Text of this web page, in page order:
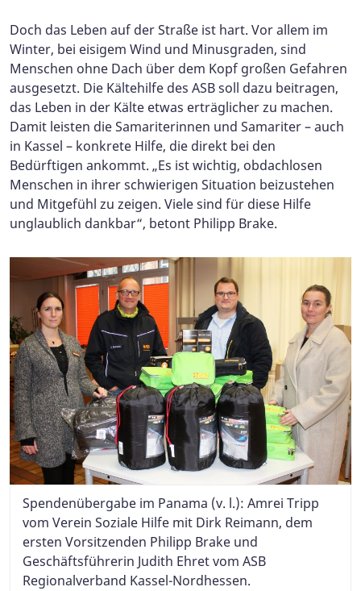
Doch das Leben auf der Straße ist hart. Vor allem im
Winter, bei eisigem Wind und Minusgraden, sind
Menschen ohne Dach über dem Kopf großen Gefahren
ausgesetzt. Die Kältehilfe des ASB soll dazu beitragen,
das Leben in der Kälte etwas erträglicher zu machen.
Damit leisten die Samariterinnen und Samariter – auch
in Kassel – konkrete Hilfe, die direkt bei den
Bedürftigen ankommt. „Es ist wichtig, obdachlosen
Menschen in ihrer schwierigen Situation beizustehen
und Mitgefühl zu zeigen. Viele sind für diese Hilfe
unglaublich dankbar“, betont Philipp Brake.
Spendenübergabe im Panama (v. l.): Amrei Tripp
vom Verein Soziale Hilfe mit Dirk Reimann, dem
ersten Vorsitzenden Philipp Brake und
Geschäftsführerin Judith Ehret vom ASB
Regionalverband Kassel-Nordhessen.